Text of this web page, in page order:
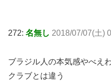
272: 名無し 2018/07/07(土)
ブラジル人の本気感やべえ
クラブとは違う